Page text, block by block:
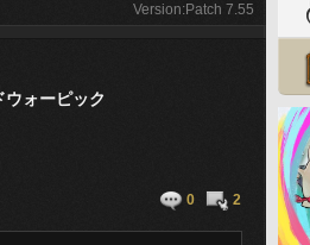
Version:Patch 7.55
ォーピック
0 2